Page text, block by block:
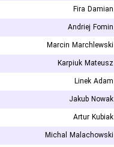
Fira Damian
Andriej Fomin
Marcin Marchlewski
Karpiuk Mateusz
Linek Adam
Jakub Nowak
Artur Kubiak
Michal Malachowski